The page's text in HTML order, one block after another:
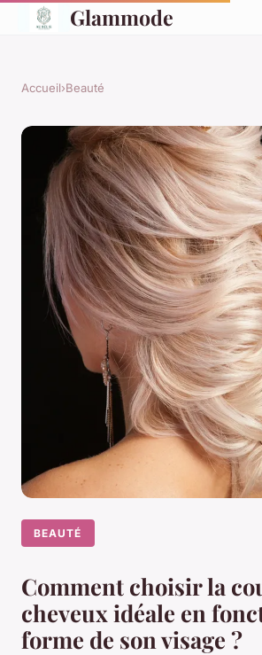
Glammode
Accueil›Beauté
BEAUTÉ
Comment choisir la
cheveux idéale en
forme de son visage ?